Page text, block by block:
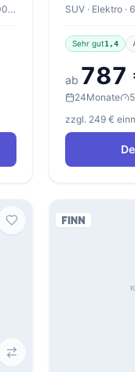
SUV · Diesel · 136 PS · Automatik · 5,3 l/100km
Sehr gut1,4
ab 787
24Monate
zzgl. 249 €